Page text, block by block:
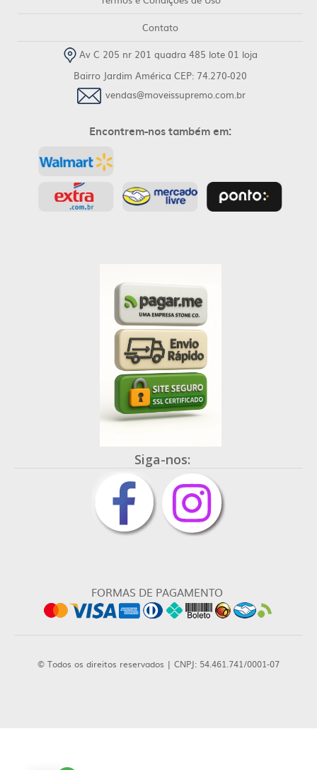
Contato
Av C 205 nr 201 quadra 485 lote 01 loja
Bairro Jardim América CEP: 74.270-020
vendas@moveissupremo.com.br
Encontrem-nos também em:
Siga-nos:
FORMAS DE PAGAMENTO
© Todos os direitos reservados | CNPJ: 54.461.741/0001-07